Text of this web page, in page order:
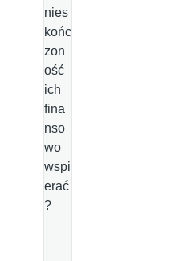
nies
końc
zon
ość
ich
fina
nso
wo
wspi
erać
?